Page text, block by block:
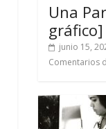
Una
gráfico]
junio 15,
Comentarios